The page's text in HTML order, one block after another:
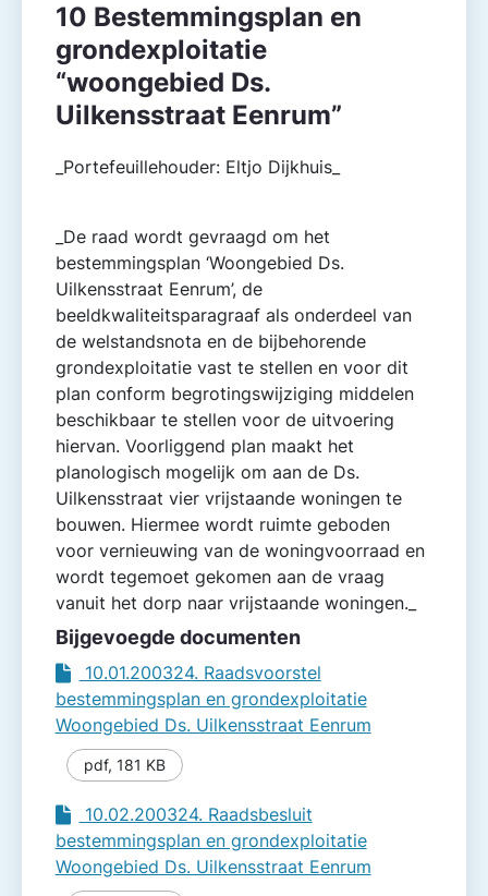
10 Bestemmingsplan en
grondexploitatie
“woongebied Ds.
Uilkensstraat Eenrum”
_Portefeuillehouder: Eltjo Dijkhuis_
_De raad wordt gevraagd om het
bestemmingsplan ‘Woongebied Ds.
Uilkensstraat Eenrum’, de
beeldkwaliteitsparagraaf als onderdeel van
de welstandsnota en de bijbehorende
grondexploitatie vast te stellen en voor dit
plan conform begrotingswijziging middelen
beschikbaar te stellen voor de uitvoering
hiervan. Voorliggend plan maakt het
planologisch mogelijk om aan de Ds.
Uilkensstraat vier vrijstaande woningen te
bouwen. Hiermee wordt ruimte geboden
voor vernieuwing van de woningvoorraad en
wordt tegemoet gekomen aan de vraag
vanuit het dorp naar vrijstaande woningen._
Bijgevoegde documenten
10.01.200324. Raadsvoorstel
bestemmingsplan en grondexploitatie
Woongebied Ds. Uilkensstraat Eenrum
pdf, 181 KB
10.02.200324. Raadsbesluit
bestemmingsplan en grondexploitatie
Woongebied Ds. Uilkensstraat Eenrum